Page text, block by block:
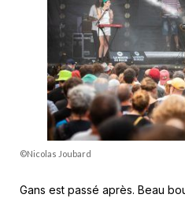
©Nicolas Joubard
Gans est passé après. Beau